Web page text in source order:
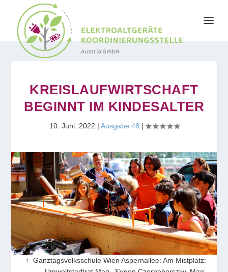
KREISLAUFWIRTSCHAFT
BEGINNT IM KINDESALTER
10. Juni. 2022 | Ausgabe 48 |
↑ Ganztagsvolksschule Wien Aspernallee: Am Mistplatz: